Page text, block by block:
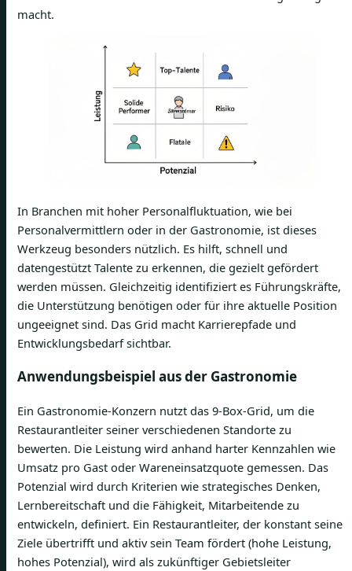
macht.
In Branchen mit hoher Personalfluktuation, wie bei
Personalvermittlern oder in der Gastronomie, ist dieses
Werkzeug besonders nützlich. Es hilft, schnell und
datengestützt Talente zu erkennen, die gezielt gefördert
werden müssen. Gleichzeitig identifiziert es Führungskräfte,
die Unterstützung benötigen oder für ihre aktuelle Position
ungeeignet sind. Das Grid macht Karrierepfade und
Entwicklungsbedarf sichtbar.
Anwendungsbeispiel aus der Gastronomie
Ein Gastronomie-Konzern nutzt das 9-Box-Grid, um die
Restaurantleiter seiner verschiedenen Standorte zu
bewerten. Die Leistung wird anhand harter Kennzahlen wie
Umsatz pro Gast oder Wareneinsatzquote gemessen. Das
Potenzial wird durch Kriterien wie strategisches Denken,
Lernbereitschaft und die Fähigkeit, Mitarbeitende zu
entwickeln, definiert. Ein Restaurantleiter, der konstant seine
Ziele übertrifft und aktiv sein Team fördert (hohe Leistung,
hohes Potenzial), wird als zukünftiger Gebietsleiter